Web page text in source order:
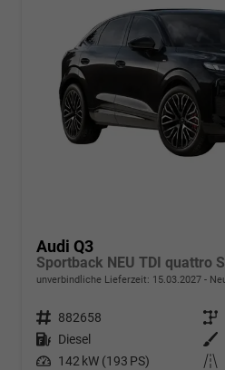
Audi Q3
unverbindliche Lieferzeit: 15.03.2027
Fahrzeugnr. 882658 Getriebe
Kraftstoff Diesel Außenfarbe
Leistung 142 kW (193 PS) Kilometerstand